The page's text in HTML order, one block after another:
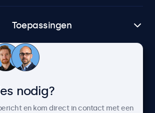
Toepassingen
Klantenservice
nodig?
en kom direct in contact met een